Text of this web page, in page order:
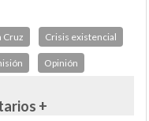
Cruz Crisis existencial
Opinión
+